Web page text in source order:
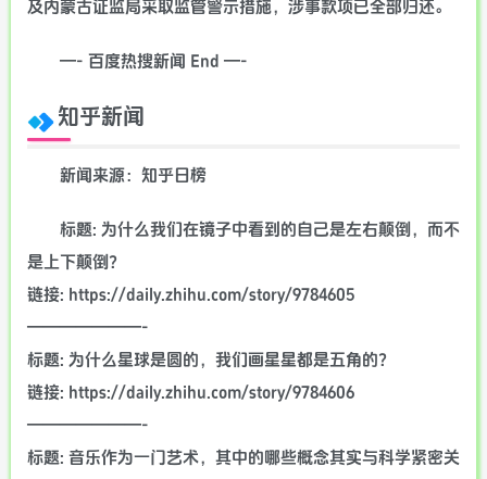
及内蒙古证监局采取监管警示措施，涉事款项已全部归还。
—- 百度热搜新闻 End —-
知乎新闻
新闻来源：知乎日榜
标题: 为什么我们在镜子中看到的自己是左右颠倒，而不
是上下颠倒？
链接: https://daily.zhihu.com/story/9784605
———————-
标题: 为什么星球是圆的，我们画星星都是五角的？
链接: https://daily.zhihu.com/story/9784606
———————-
标题: 音乐作为一门艺术，其中的哪些概念其实与科学紧密关